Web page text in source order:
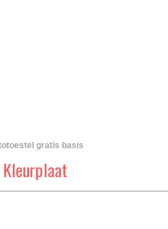
gratis basis